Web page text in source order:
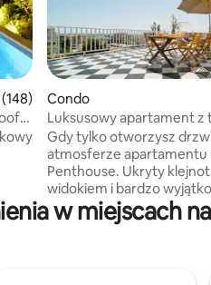
ocena: 4,93 na 5, liczba recenzji:
Condo
Luksusowy apartament z
widokiem na morze
Gdy tylko otworzysz
atmosferze apartamentu
Penthouse. Ukryty
widokiem i bardzo
przestronnym balkonem.
niebiańskim, ręcznie
w miejscach